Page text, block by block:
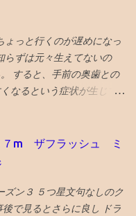
、カレー屋のスズキー
グルマップへのリンクあ
イベント開催や災害復興
38位 大阪 食と商のまち
ングリーン 大阪（公園）
ーを紹介。 ギフトリンク
52カ所の英語記事全文 〇
画像に明示されている数
クラスの季節 講習は校内
中3の校内模試時に比べて
ことある名前ばかりで成
校入塾からの「いきなり
す。
ょっと行くのが遅めになっ
らずは元々生えてないの
すると、手前の奥歯との
なるという症状が生じて
なり、噛み合わせに役立
てくるので、将来的には
得ないと考えれば、 段差
侵襲性が高い措置でもな
ずを削ってもらい、手前
７m ザフラッシュ ミ
３ ５つ星文句なしのク
で見るとさらに良し ドラ